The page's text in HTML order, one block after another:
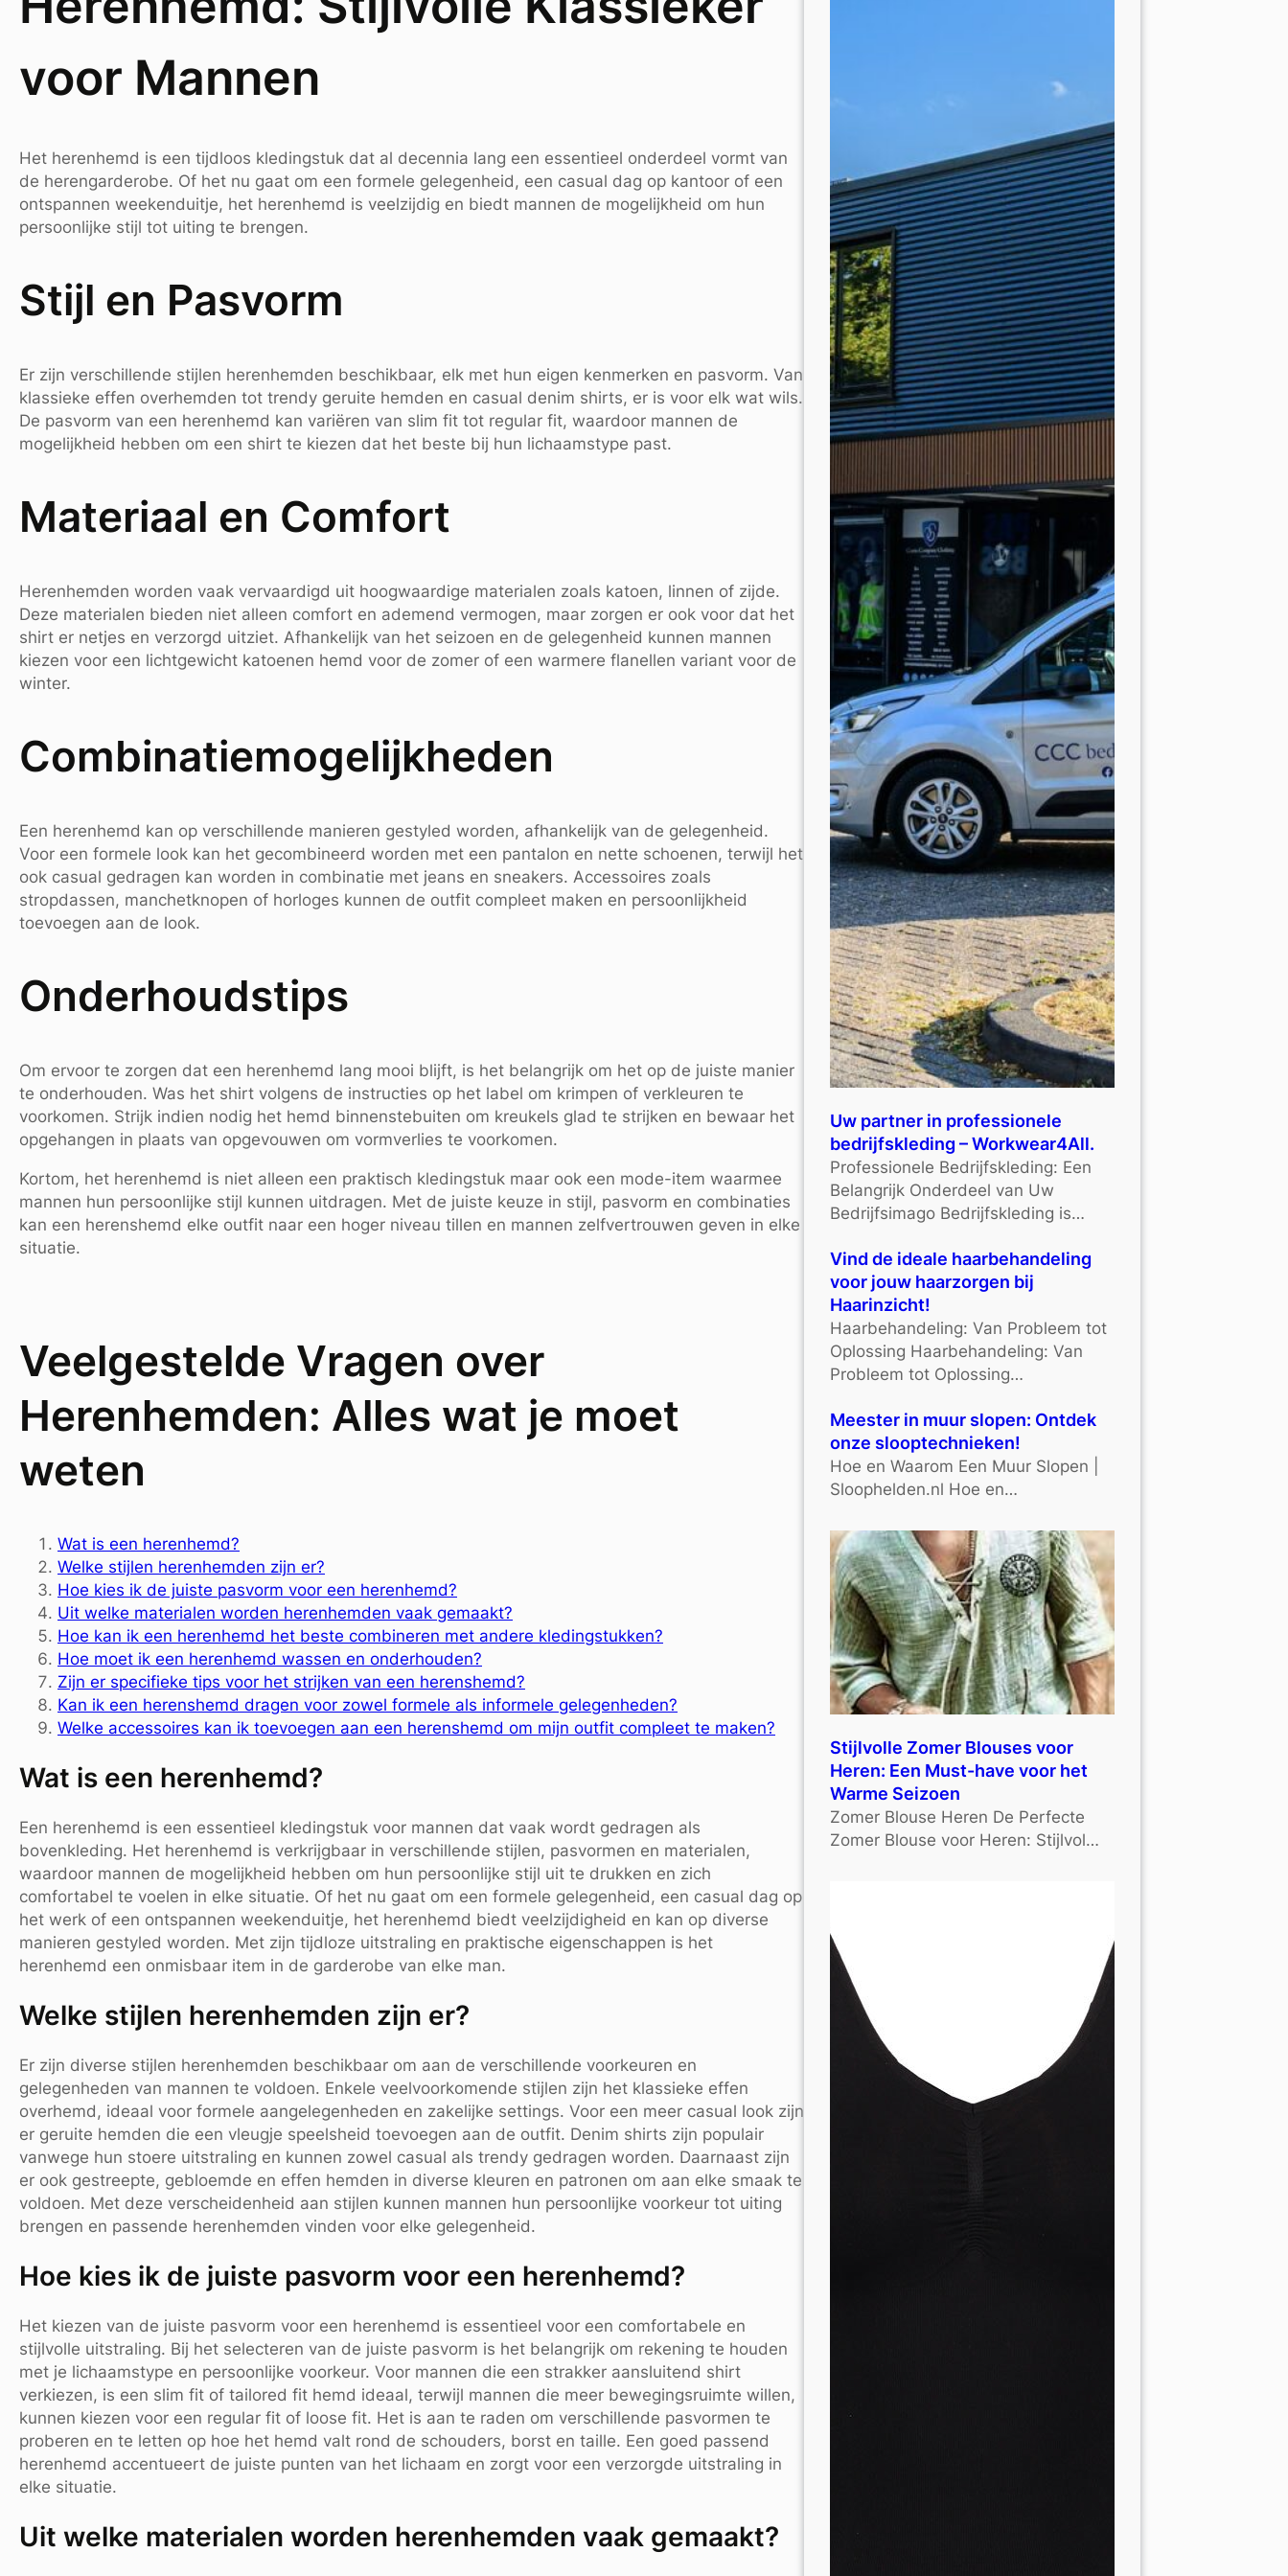
voor Mannen
Het herenhemd is een tijdloos kledingstuk dat al decennia lang een essentieel onderdeel vormt van
de herengarderobe. Of het nu gaat om een formele gelegenheid, een casual dag op kantoor of een
ontspannen weekenduitje, het herenhemd is veelzijdig en biedt mannen de mogelijkheid om hun
persoonlijke stijl tot uiting te brengen.
Stijl en Pasvorm
Er zijn verschillende stijlen herenhemden beschikbaar, elk met hun eigen kenmerken en pasvorm. Van
klassieke effen overhemden tot trendy geruite hemden en casual denim shirts, er is voor elk wat wils.
De pasvorm van een herenhemd kan variëren van slim fit tot regular fit, waardoor mannen de
mogelijkheid hebben om een shirt te kiezen dat het beste bij hun lichaamstype past.
Materiaal en Comfort
Herenhemden worden vaak vervaardigd uit hoogwaardige materialen zoals katoen, linnen of zijde.
Deze materialen bieden niet alleen comfort en ademend vermogen, maar zorgen er ook voor dat het
shirt er netjes en verzorgd uitziet. Afhankelijk van het seizoen en de gelegenheid kunnen mannen
kiezen voor een lichtgewicht katoenen hemd voor de zomer of een warmere flanellen variant voor de
winter.
Combinatiemogelijkheden
Een herenhemd kan op verschillende manieren gestyled worden, afhankelijk van de gelegenheid.
Voor een formele look kan het gecombineerd worden met een pantalon en nette schoenen, terwijl het
ook casual gedragen kan worden in combinatie met jeans en sneakers. Accessoires zoals
stropdassen, manchetknopen of horloges kunnen de outfit compleet maken en persoonlijkheid
toevoegen aan de look.
Onderhoudstips
Om ervoor te zorgen dat een herenhemd lang mooi blijft, is het belangrijk om het op de juiste manier
te onderhouden. Was het shirt volgens de instructies op het label om krimpen of verkleuren te
voorkomen. Strijk indien nodig het hemd binnenstebuiten om kreukels glad te strijken en bewaar het
opgehangen in plaats van opgevouwen om vormverlies te voorkomen.
Kortom, het herenhemd is niet alleen een praktisch kledingstuk maar ook een mode-item waarmee
mannen hun persoonlijke stijl kunnen uitdragen. Met de juiste keuze in stijl, pasvorm en combinaties
kan een herenshemd elke outfit naar een hoger niveau tillen en mannen zelfvertrouwen geven in elke
situatie.
Veelgestelde Vragen over
Herenhemden: Alles wat je moet
weten
Wat is een herenhemd?
Welke stijlen herenhemden zijn er?
Hoe kies ik de juiste pasvorm voor een herenhemd?
Uit welke materialen worden herenhemden vaak gemaakt?
Hoe kan ik een herenhemd het beste combineren met andere kledingstukken?
Hoe moet ik een herenhemd wassen en onderhouden?
Zijn er specifieke tips voor het strijken van een herenshemd?
Kan ik een herenshemd dragen voor zowel formele als informele gelegenheden?
Welke accessoires kan ik toevoegen aan een herenshemd om mijn outfit compleet te maken?
Wat is een herenhemd?
Een herenhemd is een essentieel kledingstuk voor mannen dat vaak wordt gedragen als
bovenkleding. Het herenhemd is verkrijgbaar in verschillende stijlen, pasvormen en materialen,
waardoor mannen de mogelijkheid hebben om hun persoonlijke stijl uit te drukken en zich
comfortabel te voelen in elke situatie. Of het nu gaat om een formele gelegenheid, een casual dag op
het werk of een ontspannen weekenduitje, het herenhemd biedt veelzijdigheid en kan op diverse
manieren gestyled worden. Met zijn tijdloze uitstraling en praktische eigenschappen is het
herenhemd een onmisbaar item in de garderobe van elke man.
Welke stijlen herenhemden zijn er?
Er zijn diverse stijlen herenhemden beschikbaar om aan de verschillende voorkeuren en
gelegenheden van mannen te voldoen. Enkele veelvoorkomende stijlen zijn het klassieke effen
overhemd, ideaal voor formele aangelegenheden en zakelijke settings. Voor een meer casual look zijn
er geruite hemden die een vleugje speelsheid toevoegen aan de outfit. Denim shirts zijn populair
vanwege hun stoere uitstraling en kunnen zowel casual als trendy gedragen worden. Daarnaast zijn
er ook gestreepte, gebloemde en effen hemden in diverse kleuren en patronen om aan elke smaak te
voldoen. Met deze verscheidenheid aan stijlen kunnen mannen hun persoonlijke voorkeur tot uiting
brengen en passende herenhemden vinden voor elke gelegenheid.
Hoe kies ik de juiste pasvorm voor een herenhemd?
Het kiezen van de juiste pasvorm voor een herenhemd is essentieel voor een comfortabele en
stijlvolle uitstraling. Bij het selecteren van de juiste pasvorm is het belangrijk om rekening te houden
met je lichaamstype en persoonlijke voorkeur. Voor mannen die een strakker aansluitend shirt
verkiezen, is een slim fit of tailored fit hemd ideaal, terwijl mannen die meer bewegingsruimte willen,
kunnen kiezen voor een regular fit of loose fit. Het is aan te raden om verschillende pasvormen te
proberen en te letten op hoe het hemd valt rond de schouders, borst en taille. Een goed passend
herenhemd accentueert de juiste punten van het lichaam en zorgt voor een verzorgde uitstraling in
elke situatie.
Uit welke materialen worden herenhemden vaak gemaakt?
Uw partner in professionele
bedrijfskleding – Workwear4All.
Professionele Bedrijfskleding: Een
Belangrijk Onderdeel van Uw
Bedrijfsimago Bedrijfskleding is…
Vind de ideale haarbehandeling
voor jouw haarzorgen bij
Haarinzicht!
Haarbehandeling: Van Probleem tot
Oplossing Haarbehandeling: Van
Probleem tot Oplossing…
Meester in muur slopen: Ontdek
onze slooptechnieken!
Hoe en Waarom Een Muur Slopen |
Sloophelden.nl Hoe en…
Stijlvolle Zomer Blouses voor
Heren: Een Must-have voor het
Warme Seizoen
Zomer Blouse Heren De Perfecte
Zomer Blouse voor Heren: Stijlvol…